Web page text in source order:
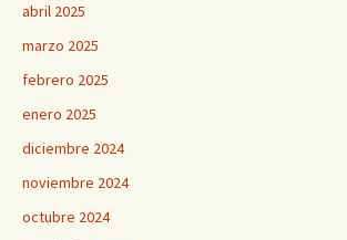
abril 2025
marzo 2025
febrero 2025
enero 2025
diciembre 2024
noviembre 2024
octubre 2024